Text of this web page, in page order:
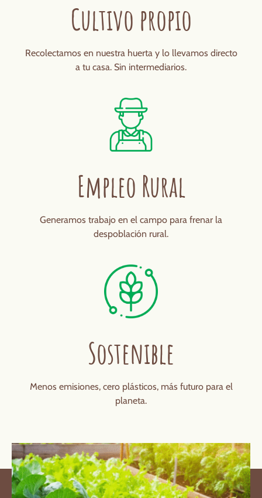
Cultivo propio
Recolectamos en nuestra huerta y lo llevamos directo
a tu casa. Sin intermediarios.
Empleo Rural
Generamos trabajo en el campo para frenar la
despoblación rural.
Sostenible
Menos emisiones, cero plásticos, más futuro para el
planeta.